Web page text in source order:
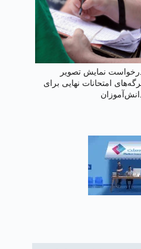
نمایش تصویر
امتحانات نهایی برای